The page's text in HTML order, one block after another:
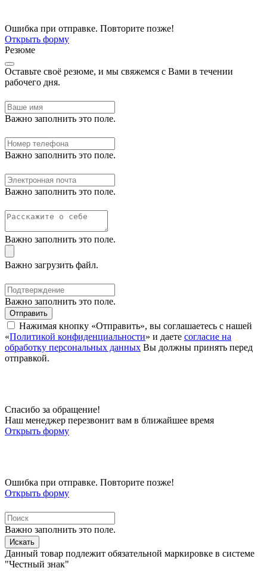
Ошибка при отправке. Повторите позже!
Открыть форму
Резюме
Оставьте своё резюме, и мы свяжемся с Вами в течении
рабочего дня.
Важно заполнить это поле.
Важно заполнить это поле.
Важно заполнить это поле.
Важно заполнить это поле.
Важно загрузить файл.
Важно заполнить это поле.
Отправить
Нажимая кнопку «Отправить», вы соглашаетесь с нашей
«Политикой конфиденциальности» и даете согласие на
обработку персональных данных Вы должны принять перед
отправкой.
Спасибо за обращение!
Наш менеджер перезвонит вам в ближайшее время
Открыть форму
Ошибка при отправке. Повторите позже!
Открыть форму
Важно заполнить это поле.
Искать
Данный товар подлежит обязательной маркировке в системе
"Честный знак"